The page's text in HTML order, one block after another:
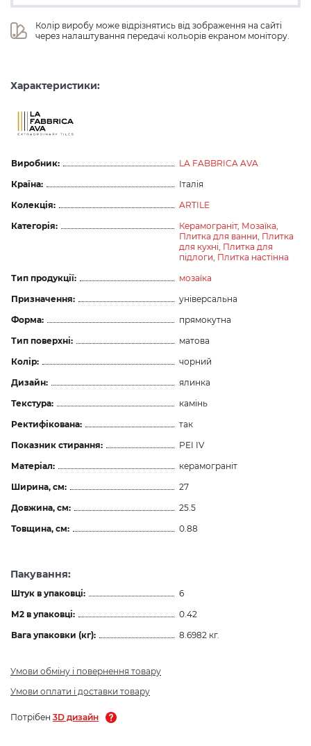
Колір виробу може відрізнятись від зображення на сайті
через налаштування передачі кольорів екраном монітору.
Характеристики:
Виробник:
LA FABBRICA AVA
Країна:
Італія
Колекція:
ARTILE
Категорія:
Керамограніт, Мозаїка,
Плитка для ванни, Плитка
для кухні, Плитка для
підлоги, Плитка настінна
Тип продукції:
мозаїка
Призначення:
універсальна
Форма:
прямокутна
Тип поверхні:
матова
Колір:
чорний
Дизайн:
ялинка
Текстура:
камінь
Ректифікована:
так
Показник стирання:
PEI IV
Матеріал:
керамограніт
Ширина, см:
27
Довжина, см:
25.5
Товщина, см:
0.88
Пакування:
Штук в упаковці:
6
М2 в упаковці:
0.42
Вага упаковки (кг):
8.6982 кг.
Умови обміну і повернення товару
Умови оплати і доставки товару
Потрібен 3D дизайн